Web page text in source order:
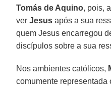
Tomás de Aquino, pois,
verJesus após a sua
quem Jesus encarregou
discípulos sobre a sua
Nos ambientes católicos,
comumente representada